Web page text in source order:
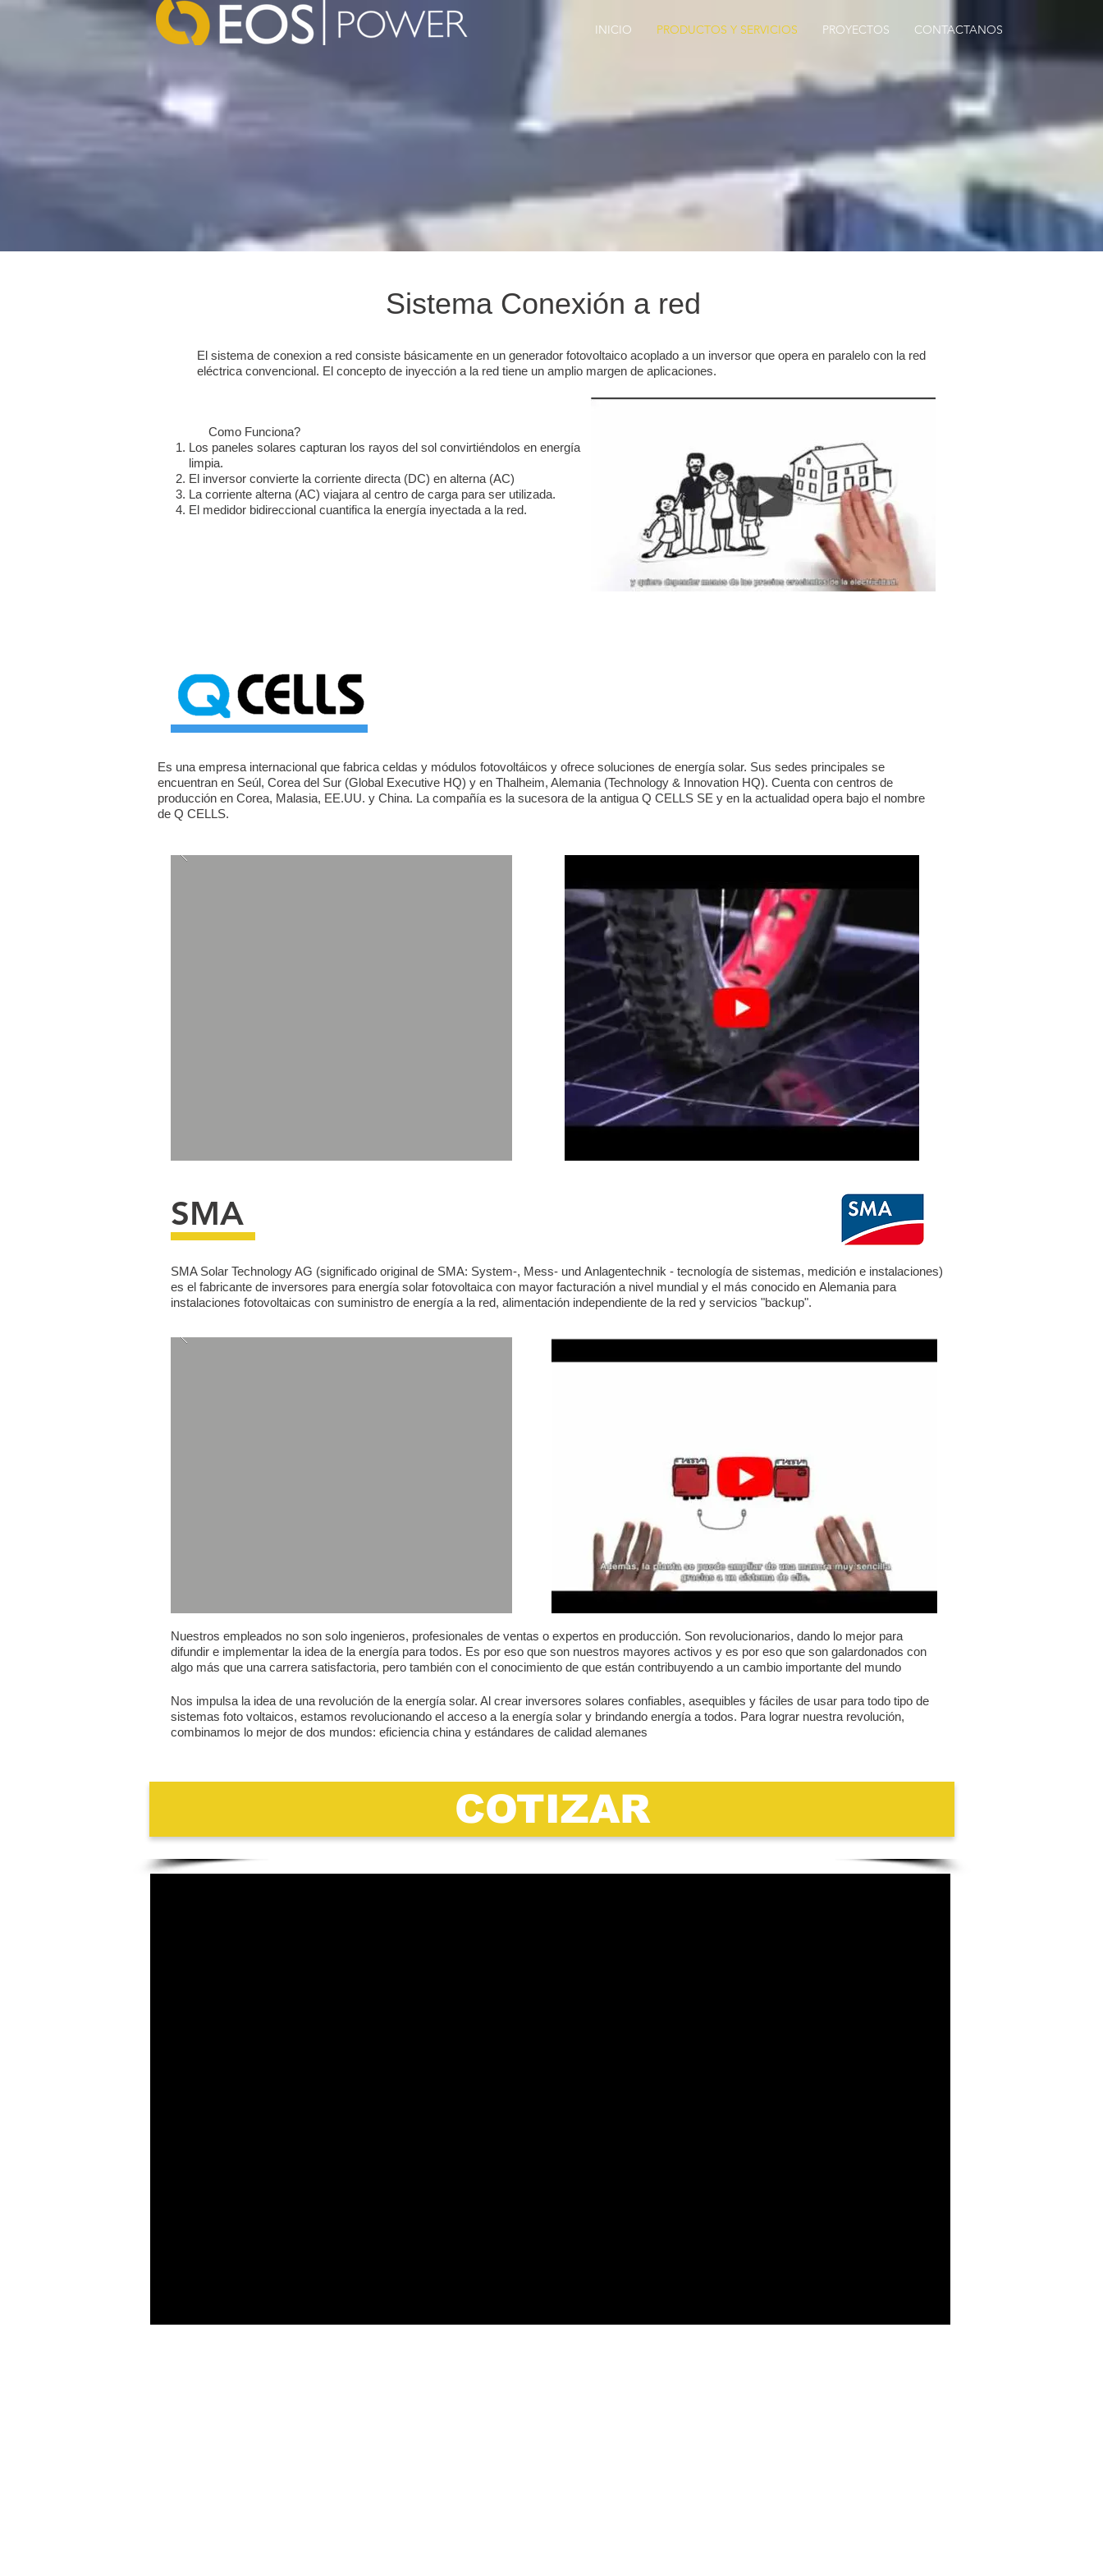
INICIO PRODUCTOS Y SERVICIOS PROYECTOS CONTACTANOS
Sistema Conexión a red
El sistema de conexion a red consiste básicamente en un generador fotovoltaico acoplado a un inversor que opera en paralelo con la red
eléctrica convencional. El concepto de inyección a la red tiene un amplio margen de aplicaciones.
Como Funciona?
Los paneles solares capturan los rayos del sol convirtiéndolos en energía
limpia.
El inversor convierte la corriente directa (DC) en alterna (AC)
La corriente alterna (AC) viajara al centro de carga para ser utilizada.
El medidor bidireccional cuantifica la energía inyectada a la red.
Es una empresa internacional que fabrica celdas y módulos fotovoltáicos y ofrece soluciones de energía solar. Sus sedes principales se
encuentran en Seúl, Corea del Sur (Global Executive HQ) y en Thalheim, Alemania (Technology & Innovation HQ). Cuenta con centros de
producción en Corea, Malasia, EE.UU. y China. La compañía es la sucesora de la antigua Q CELLS SE y en la actualidad opera bajo el nombre
de Q CELLS.
SMA
SMA Solar Technology AG (significado original de SMA: System-, Mess- und Anlagentechnik - tecnología de sistemas, medición e instalaciones)
es el fabricante de inversores para energía solar fotovoltaica con mayor facturación a nivel mundial y el más conocido en Alemania para
instalaciones fotovoltaicas con suministro de energía a la red, alimentación independiente de la red y servicios "backup".
Nuestros empleados no son solo ingenieros, profesionales de ventas o expertos en producción. Son revolucionarios, dando lo mejor para
difundir e implementar la idea de la energía para todos. Es por eso que son nuestros mayores activos y es por eso que son galardonados con
algo más que una carrera satisfactoria, pero también con el conocimiento de que están contribuyendo a un cambio importante del mundo
Nos impulsa la idea de una revolución de la energía solar. Al crear inversores solares confiables, asequibles y fáciles de usar para todo tipo de
sistemas foto voltaicos, estamos revolucionando el acceso a la energía solar y brindando energía a todos. Para lograr nuestra revolución,
combinamos lo mejor de dos mundos: eficiencia china y estándares de calidad alemanes
COTIZAR